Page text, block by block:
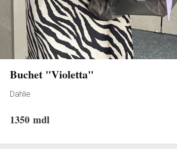
Buchet "Violetta"
Dahlie
1350 mdl